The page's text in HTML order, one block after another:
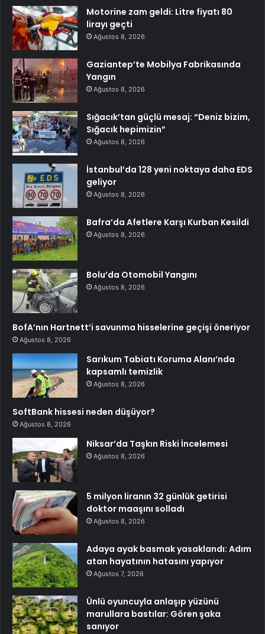
Motorine zam geldi: Litre fiyatı 80
lirayı geçti
Ağustos 8, 2026
Gaziantep’te Mobilya Fabrikasında
Yangın
Ağustos 8, 2026
Sığacık’tan güçlü mesaj: “Deniz bizim,
Sığacık hepimizin”
Ağustos 8, 2026
İstanbul’da 128 yeni noktaya daha EDS
geliyor
Ağustos 8, 2026
Bafra’da Afetlere Karşı Kurban Kesildi
Ağustos 8, 2026
Bolu’da Otomobil Yangını
Ağustos 8, 2026
BofA’nın Hartnett’i savunma hisselerine geçişi öneriyor
Ağustos 8, 2026
Sarıkum Tabiatı Koruma Alanı’nda
kapsamlı temizlik
Ağustos 8, 2026
SoftBank hissesi neden düşüyor?
Ağustos 8, 2026
Niksar’da Taşkın Riski İncelemesi
Ağustos 8, 2026
5 milyon liranın 32 günlük getirisi
doktor maaşını solladı
Ağustos 8, 2026
Adaya ayak basmak yasaklandı: Adım
atan hayatının hatasını yapıyor
Ağustos 7, 2026
Ünlü oyuncuyla anlaşıp yüzünü
marullara bastılar: Gören şaka
sanıyor